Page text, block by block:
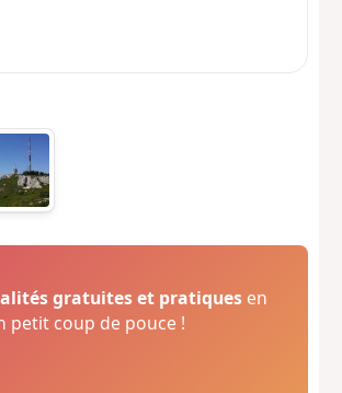
gratuites et pratiques en
petit coup de pouce !